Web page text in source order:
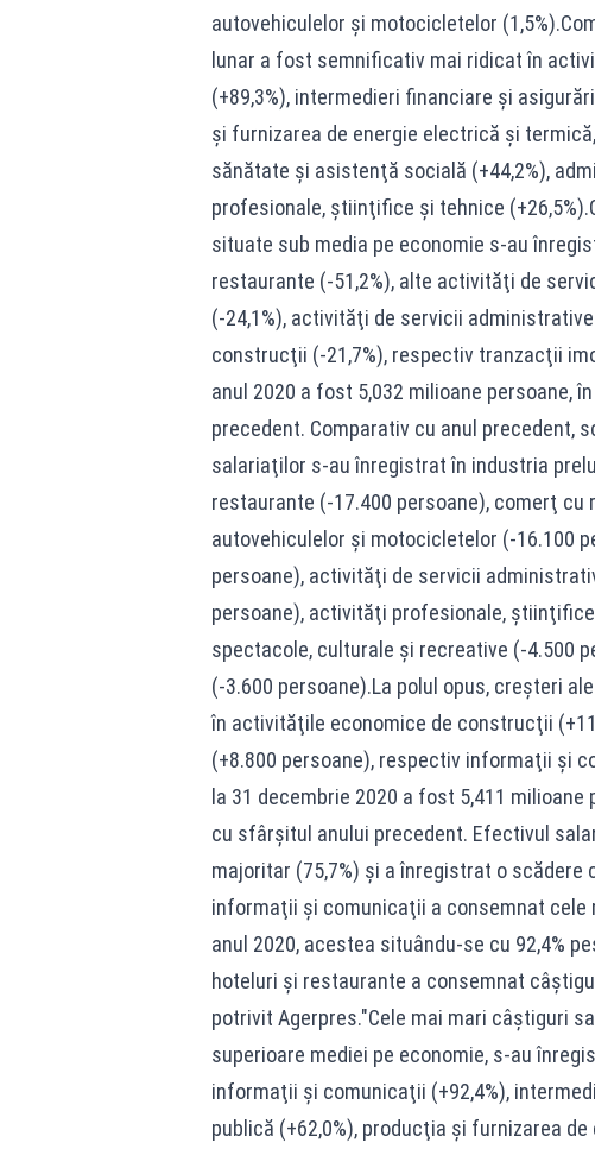
autovehiculelor şi motocicletelor
lunar a fost semnificativ mai ridicat în
(+89,3%), intermedieri financiare şi
şi furnizarea de energie electrică şi
sănătate şi asistenţă socială (+44,2%),
profesionale, ştiinţifice şi tehnice
situate sub media pe economie s-au
restaurante (-51,2%), alte activităţi de
(-24,1%), activităţi de servicii
construcţii (-21,7%), respectiv tranzacţii
anul 2020 a fost 5,032 milioane persoane,
precedent. Comparativ cu anul precedent,
salariaţilor s-au înregistrat în industria
restaurante (-17.400 persoane), comerţ cu
autovehiculelor şi motocicletelor (-16.100
persoane), activităţi de servicii
persoane), activităţi profesionale,
spectacole, culturale şi recreative (-4.500
(-3.600 persoane).La polul opus, creşteri
în activităţile economice de construcţii
(+8.800 persoane), respectiv informaţii şi
la 31 decembrie 2020 a fost 5,411
cu sfârşitul anului precedent. Efectivul
majoritar (75,7%) şi a înregistrat o scădere
informaţii şi comunicaţii a consemnat cele
anul 2020, acestea situându-se cu 92,4%
hoteluri şi restaurante a consemnat
potrivit Agerpres."Cele mai mari câştiguri
superioare mediei pe economie, s-au
informaţii şi comunicaţii (+92,4%),
publică (+62,0%), producţia şi furnizarea